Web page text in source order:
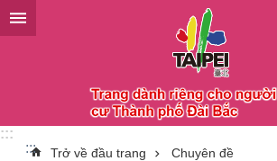
Chuyển đến khối nội dung chính
:::
:::
Trở về đầu trang
Chuyên đề